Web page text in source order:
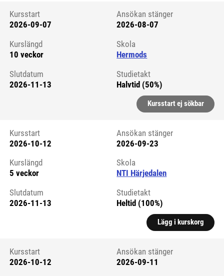
Kursstart 6061376
Kursstart
2026-09-07
Ansökan stänger
2026-08-07
Kurslängd
10 veckor
Skola
Hermods
Slutdatum
2026-11-13
Studietakt
Halvtid (50%)
Kursstart ej sökbar
Kursstart 6294115
Kursstart
2026-10-12
Ansökan stänger
2026-09-23
Kurslängd
5 veckor
Skola
NTI Härjedalen
Slutdatum
2026-11-13
Studietakt
Heltid (100%)
Lägg i kurskorg
Kursstart 6061420
Kursstart
2026-10-12
Ansökan stänger
2026-09-11